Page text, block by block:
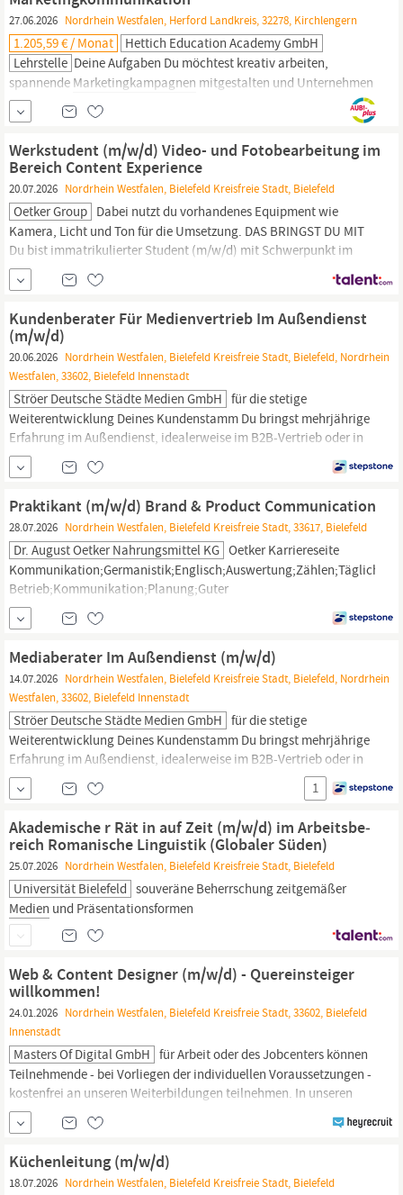
27.06.2026 Nordrhein Westfalen, Herford Landkreis, 32278, Kirchlengern
1.205,59 € / Monat
Hettich Education Academy GmbH
Lehrstelle Deine Aufgaben Du möchtest kreativ arbeiten,
spannende Marketingkampagnen mitgestalten und Unternehmen
dabei unterstützen, ihre Produkte und Dienstleistungen
erfolgreich zu präsentieren? Dann bietet dir die Ausbildung zur-
Marketingkommunikation;hervorragende
Als Kauffrau/-mann fürMarketingkommunikationbist du
Werkstudent (m/w/d) Video- und Fotobearbeitung im
Bereich Content Experience
20.07.2026 Nordrhein Westfalen, Bielefeld Kreisfreie Stadt, Bielefeld
Oetker Group Dabei nutzt du vorhandenes Equipment wie
Kamera, Licht und Ton für die Umsetzung. DAS BRINGST DU MIT
Du bist immatrikulierter Student (m/w/d) mit Schwerpunkt im
Bereich audiovisuelle
Grafikdesign, Fotografie,
oder einem vergleichbaren
Kundenberater Für Medienvertrieb Im Außendienst
(m/w/d)
20.06.2026 Nordrhein Westfalen, Bielefeld Kreisfreie Stadt, Bielefeld, Nordrhein
Westfalen, 33602, Bielefeld Innenstadt
Ströer Deutsche Städte Medien GmbH für die stetige
Weiterentwicklung Deines Kundenstamm Du bringst mehrjährige
Erfahrung im Außendienst, idealerweise im B2B-Vertrieb oder in
derMedien-/Agenturbranche
mit Vertrieb bedeutet für Dich -
Beratungskompetenz, Verhandlungsgeschick,
Einfühlungsvermögen und sicheres Auftreten bei
Entscheider:innen Konzeptionelles Denken sowie
Praktikant (m/w/d) Brand & Product Communication
28.07.2026 Nordrhein Westfalen, Bielefeld Kreisfreie Stadt, 33617, Bielefeld
Dr. August Oetker Nahrungsmittel KG Oetker Karriereseite
Kommunikation;Germanistik;Englisch;Auswertung;Zählen;Täglicher
Betrieb;Kommunikation;Planung;Guter
Schreibstil;Ökotrophologie;Deutsch;Entwurf;Texterstellung;Medien
Marketing| Produktmanagement,
Praktikum, Ohne Berufserfahrung, Homeoffice möglich,
Vollzeit,...
Mediaberater Im Außendienst (m/w/d)
14.07.2026 Nordrhein Westfalen, Bielefeld Kreisfreie Stadt, Bielefeld, Nordrhein
Westfalen, 33602, Bielefeld Innenstadt
Ströer Deutsche Städte Medien GmbH für die stetige
Weiterentwicklung Deines Kundenstamm Du bringst mehrjährige
Erfahrung im Außendienst, idealerweise im B2B-Vertrieb oder in
derMedien-/Agenturbranche
mit Vertrieb bedeutet für Dich -
Beratungskompetenz, Verhandlungsgeschick,
Einfühlungsvermögen und sicheres Auftreten bei
Entscheider:innen Konzeptionelles Denken sowie
1
Aka­de­mi­sche r Rät in auf Zeit (m/w/d) im Ar­beits­be­
reich Ro­ma­ni­sche Lin­gu­is­tik (Glo­ba­ler Süden)
25.07.2026 Nordrhein Westfalen, Bielefeld Kreisfreie Stadt, Bielefeld
Universität Bielefeld souveräne Beherrschung zeitgemäßer
Medien und Präsentationsformen
Web & Content Designer (m/w/d) - Quereinsteiger
willkommen!
24.01.2026 Nordrhein Westfalen, Bielefeld Kreisfreie Stadt, 33602, Bielefeld
Innenstadt
Masters Of Digital GmbH für Arbeit oder des Jobcenters können
Teilnehmende - bei Vorliegen der individuellen Voraussetzungen -
kostenfrei an unseren Weiterbildungen teilnehmen. In unseren
praxisnahen Programmen vermitteln erfahrene Dozent:innen
aktuelles Wissen aus den Bereichen digitales
HR und
weiteren Zukunftsfeldern.
Küchenleitung (m/w/d)
18.07.2026 Nordrhein Westfalen, Bielefeld Kreisfreie Stadt, Bielefeld